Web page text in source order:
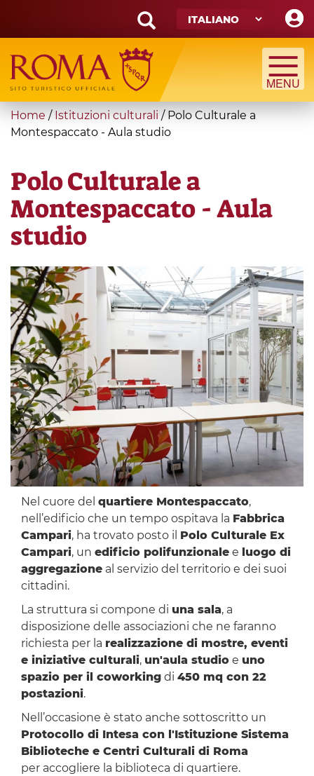
main
content
Search
form
Cerca
You
are
Home / Istituzioni culturali / Polo Culturale a
Montespaccato - Aula studio
Polo Culturale a
Montespaccato - Aula
studio
Nel cuore del quartiere Montespaccato,
nell’edificio che un tempo ospitava la Fabbrica
Campari, ha trovato posto il Polo Culturale Ex
Campari, un edificio polifunzionalee luogo di
aggregazioneal servizio del territorio e dei suoi
cittadini.
La struttura si compone di una sala, a
disposizione delle associazioni che ne faranno
richiesta per la realizzazione di mostre, eventi
e iniziative culturali, un'aula studioe uno
spazio per il coworkingdi 450 mq con 22
postazioni.
Nell’occasione è stato anche sottoscritto un
Protocollo di Intesa con l'Istituzione Sistema
Biblioteche e Centri Culturali di Roma
per accogliere la biblioteca di quartiere.